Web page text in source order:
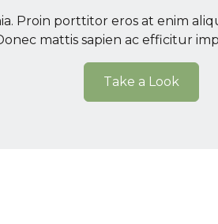
Proin porttitor eros at enim
mattis sapien ac efficitur
Take a Look